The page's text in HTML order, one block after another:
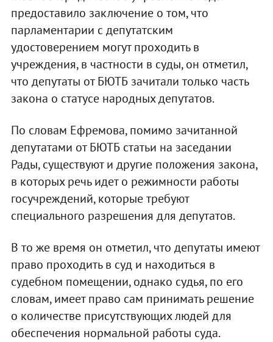
предоставило заключение о том, что
парламентарии с депутатским
удостоверением могут проходить в
учреждения, в частности в суды, он отметил,
что депутаты от БЮТБ зачитали только часть
закона о статусе народных депутатов.
По словам Ефремова, помимо зачитанной
депутатами от БЮТБ статьи на заседании
Рады, существуют и другие положения закона,
в которых речь идет о режимности работы
госучреждений, которые требуют
специального разрешения для депутатов.
В то же время он отметил, что депутаты имеют
право проходить в суд и находиться в
судебном помещении, однако судья, по его
словам, имеет право сам принимать решение
о количестве присутствующих людей для
обеспечения нормальной работы суда.